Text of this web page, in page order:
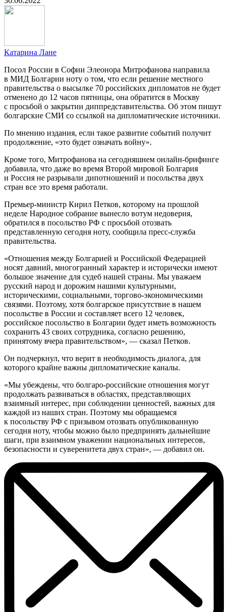
Катарина Лане
Посол России в Софии Элеонора Митрофанова направила
в МИД Болгарии ноту о том, что если решение местного
правительства о высылке 70 российских дипломатов не будет
отменено до 12 часов пятницы, она обратится в Москву
с просьбой о закрытии диппредставительства. Об этом пишут
болгарские СМИ со ссылкой на дипломатические источники.
По мнению издания, если такое развитие событий получит
продолжение, «это будет означать войну».
Кроме того, Митрофанова на сегодняшнем онлайн-брифинге
добавила, что даже во время Второй мировой Болгария
и Россия не разрывали дипотношений и посольства двух
стран все это время работали.
Премьер-министр Кирил Петков, которому на прошлой
неделе Народное собрание вынесло вотум недоверия,
обратился в посольство РФ с просьбой отозвать
представленную сегодня ноту, сообщила пресс-служба
правительства.
«Отношения между Болгарией и Российской Федерацией
носят давний, многогранный характер и исторически имеют
большое значение для судеб нашей страны. Мы уважаем
русский народ и дорожим нашими культурными,
историческими, социальными, торгово-экономическими
связями. Поэтому, хотя болгарское присутствие в нашем
посольстве в России и составляет всего 12 человек,
российское посольство в Болгарии будет иметь возможность
сохранить 43 своих сотрудника, согласно решению,
принятому вчера правительством», — сказал Петков.
Он подчеркнул, что верит в необходимость диалога, для
которого крайне важны дипломатические каналы.
«Мы убеждены, что болгаро-российские отношения могут
продолжать развиваться в областях, представляющих
взаимный интерес, при соблюдении ценностей, важных для
каждой из наших стран. Поэтому мы обращаемся
к посольству РФ с призывом отозвать опубликованную
сегодня ноту, чтобы можно было предпринять дальнейшие
шаги, при взаимном уважении национальных интересов,
безопасности и суверенитета двух стран», — добавил он.